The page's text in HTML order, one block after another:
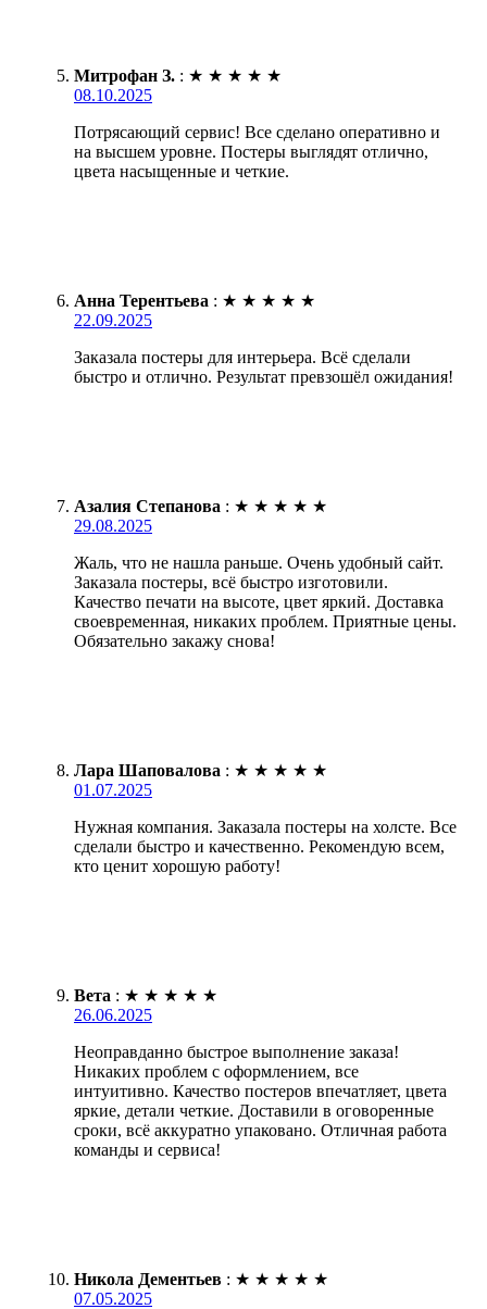
Митрофан З. : ★ ★ ★ ★ ★
08.10.2025
Потрясающий сервис! Все сделано оперативно и
на высшем уровне. Постеры выглядят отлично,
цвета насыщенные и четкие.
Анна Терентьева : ★ ★ ★ ★ ★
22.09.2025
Заказала постеры для интерьера. Всё сделали
быстро и отлично. Результат превзошёл ожидания!
Азалия Степанова : ★ ★ ★ ★ ★
29.08.2025
Жаль, что не нашла раньше. Очень удобный сайт.
Заказала постеры, всё быстро изготовили.
Качество печати на высоте, цвет яркий. Доставка
своевременная, никаких проблем. Приятные цены.
Обязательно закажу снова!
Лара Шаповалова : ★ ★ ★ ★ ★
01.07.2025
Нужная компания. Заказала постеры на холсте. Все
сделали быстро и качественно. Рекомендую всем,
кто ценит хорошую работу!
Вета : ★ ★ ★ ★ ★
26.06.2025
Неоправданно быстрое выполнение заказа!
Никаких проблем с оформлением, все
интуитивно. Качество постеров впечатляет, цвета
яркие, детали четкие. Доставили в оговоренные
сроки, всё аккуратно упаковано. Отличная работа
команды и сервиса!
Никола Дементьев : ★ ★ ★ ★ ★
07.05.2025